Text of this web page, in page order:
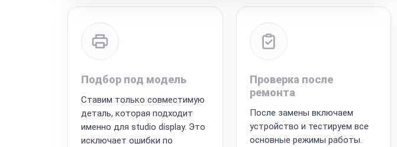
Подбор под модель
Ставим только совместимую
деталь, которая подходит
именно для studio display. Это
исключает ошибки по
Проверка после
ремонта
После замены включаем
устройство и тестируем все
основные режимы работы.